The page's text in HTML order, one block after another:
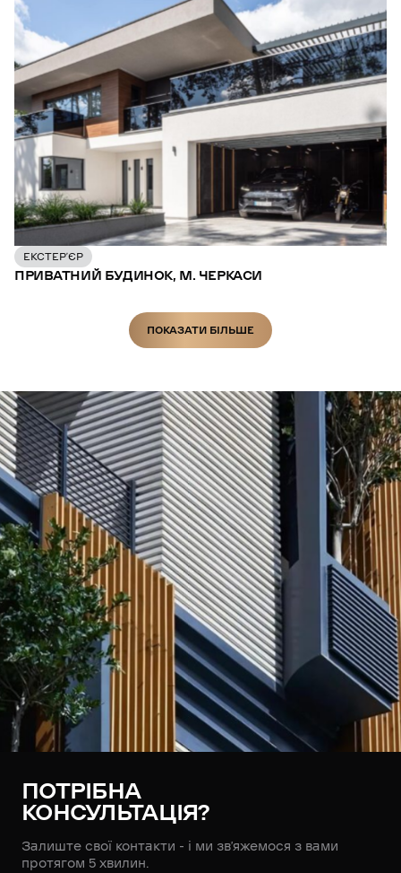
ЕКСТЕР’ЄР
ПРИВАТНИЙ БУДИНОК, М. ЧЕРКАСИ
ПОКАЗАТИ БІЛЬШЕ
ПОТРІБНА
КОНСУЛЬТАЦІЯ?
Залиште свої контакти - і ми зв’яжемося з вами
протягом 5 хвилин.